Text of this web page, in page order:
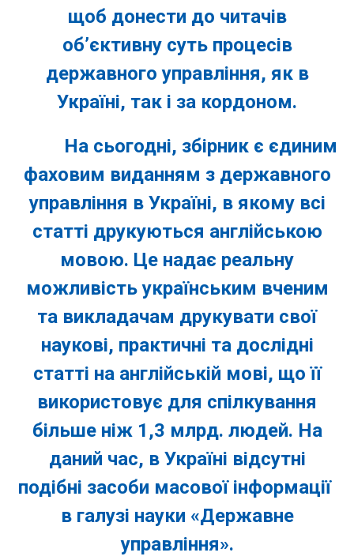
щоб донести до читачів
об’єктивну суть процесів
державного управління, як в
Україні, так і за кордоном.
На сьогодні, збірник є єдиним
фаховим виданням з державного
управління в Україні, в якому всі
статті друкуються англійською
мовою. Це надає реальну
можливість українським вченим
та викладачам друкувати свої
наукові, практичні та дослідні
статті на англійській мові, що її
використовує для спілкування
більше ніж 1,3 млрд. людей. На
даний час, в Україні відсутні
подібні засоби масової інформації
в галузі науки «Державне
управління».